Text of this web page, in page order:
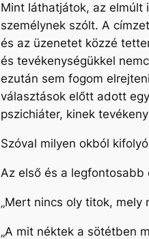
SHARE
LINK
EMBED
Mint láthatjátok, az elmúlt
személynek szólt. A
és az üzenetet közzé
és tevékenységükkel
ezután sem fogom
választások előtt adott
pszichiáter, kinek
Szóval milyen okból
Az első és a legfontosabb
„Mert nincs oly titok, mely
„A mit néktek a sötétben